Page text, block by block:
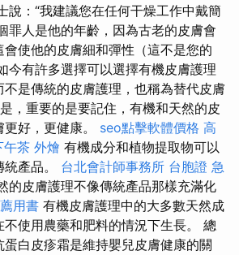
說：“我建議您在任何干燥工作中戴簡
罪人是他的年齡，因為古老的皮膚會
使他的皮膚細和彈性（這不是您的
今有許多選擇可以選擇有機皮膚護理
是傳統的皮膚護理，也稱為替代皮膚
，重要的是要記住，有機和天然的皮
好，更健康。 seo點擊軟體價格 高
午茶 外燴 有機成分和植物提取物可以
產品。 台北會計師事務所 台胞證 急
的皮膚護理不像傳統產品那樣充滿化
用書 有機皮膚護理中的大多數天然成
使用農藥和肥料的情況下生長。 總
白皮疹霜是維持嬰兒皮膚健康的關